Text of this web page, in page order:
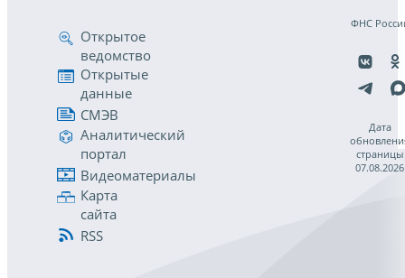
Открытое
ведомство
Открытые
данные
СМЭВ
Аналитический
портал
Видеоматериалы
Карта
сайта
RSS
ФНС
Дата
страницы
07.08.2026